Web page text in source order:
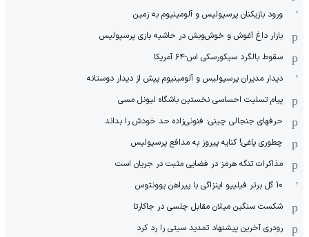
ورود بازیکنان پرسپولیس و آلومینیوم به زمین
بازار داغ آغوش و خوش‌و‌بش در حاشیه بازی پرسپولیس
سقوط بالگرد سیکورسکی اس-۶۴ آمریکا
دیدار مدیران پرسپولیس و آلومینیوم پیش از دیدار دوستانه
پیام تسلیت احساسی نخستین باشگاه لیونل مسی
حرفهای جنجالی چینی: فنونی‌زاده حد خودش را بداند
چطوری یاغی! کنایه پیروز به مدافع پرسپولیس
مذاکرات تنگه هرمز در فضایی مثبت در جریان است
10 گل برتر فیلیپو اینزاگی با پیراهن یوونتوس
شکست سنگین میلان مقابل چلسی در جاکارتا
رودری آخرین پیشنهاد تمدید سیتی را رد کرد